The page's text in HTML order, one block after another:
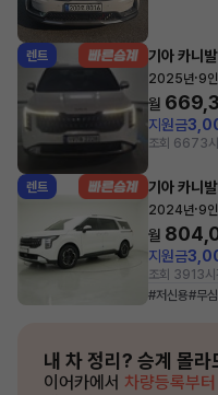
렌트 기아 카니발
2025년·9
월
지원금
조회 6673
렌트 기아 카니발
2024년·9
월
지원금
조회 391 3시
#저신용#무
내 차 정리? 승계 몰라
이어카에서 차량등록부